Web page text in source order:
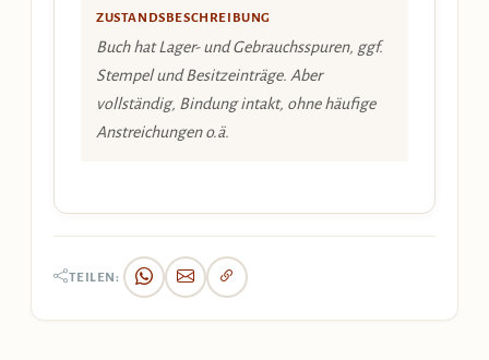
ZUSTANDSBESCHREIBUNG
Buch hat Lager- und Gebrauchsspuren, ggf.
Stempel und Besitzeinträge. Aber
vollständig, Bindung intakt, ohne häufige
Anstreichungen o.ä.
TEILEN: